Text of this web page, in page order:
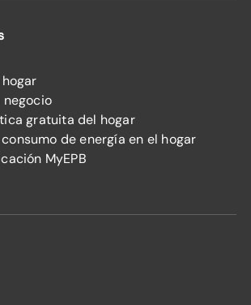
gratuita del hogar
de energía en el hogar
MyEPB